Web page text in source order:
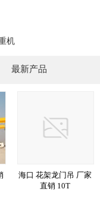
机
最新产品
海口 花架龙门吊 厂家
直销 10T